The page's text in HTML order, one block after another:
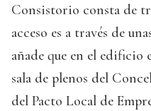
Consistorio consta de
acceso es a través de
añade que en el edificio
sala de plenos del
del Pacto Local de